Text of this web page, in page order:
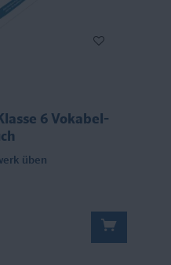
6 Vokabel-
üben